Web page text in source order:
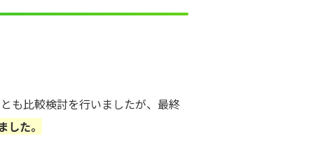
も比較検討を行いましたが、最終
た。